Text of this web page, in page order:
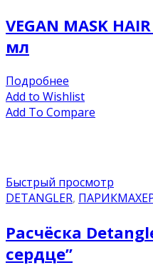
VEGAN MASK
мл
Подробнее
Add to Wishlist
Add To Compare
Быстрый просмотр
DETANGLER,
Расчёска
сердце”